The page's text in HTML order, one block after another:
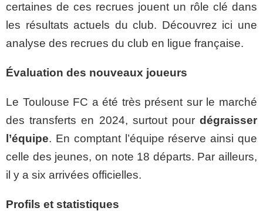
certaines de ces recrues jouent un rôle clé dans
les résultats actuels du club. Découvrez ici une
analyse des recrues du club en ligue française.
Évaluation des nouveaux joueurs
Le Toulouse FC a été très présent sur le marché
des transferts en 2024, surtout pour dégraisser
l’équipe. En comptant l’équipe réserve ainsi que
celle des jeunes, on note 18 départs. Par ailleurs,
il y a six arrivées officielles.
Profils et statistiques